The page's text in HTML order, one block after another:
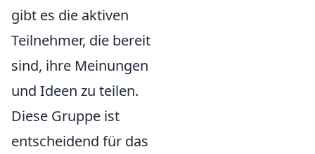
gibt es die aktiven
Teilnehmer, die bereit
sind, ihre Meinungen
und Ideen zu teilen.
Diese Gruppe ist
entscheidend für das